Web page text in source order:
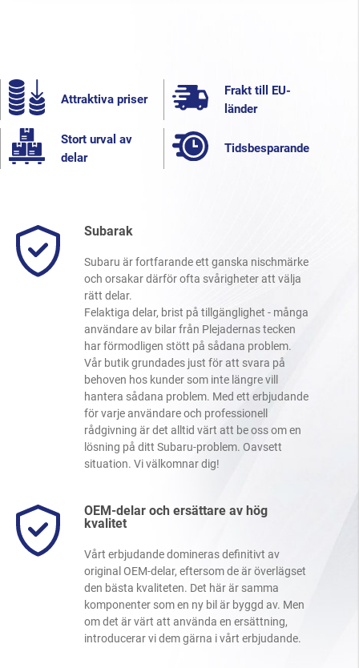
Attraktiva priser
Frakt till EU-
länder
Stort urval av
delar
Tidsbesparande
Subarak
Subaru är fortfarande ett ganska nischmärke
och orsakar därför ofta svårigheter att välja
rätt delar.
Felaktiga delar, brist på tillgänglighet - många
användare av bilar från Plejadernas tecken
har förmodligen stött på sådana problem.
Vår butik grundades just för att svara på
behoven hos kunder som inte längre vill
hantera sådana problem. Med ett erbjudande
för varje användare och professionell
rådgivning är det alltid värt att be oss om en
lösning på ditt Subaru-problem. Oavsett
situation. Vi välkomnar dig!
OEM-delar och ersättare av hög
kvalitet
Vårt erbjudande domineras definitivt av
original OEM-delar, eftersom de är överlägset
den bästa kvaliteten. Det här är samma
komponenter som en ny bil är byggd av. Men
om det är värt att använda en ersättning,
introducerar vi dem gärna i vårt erbjudande.